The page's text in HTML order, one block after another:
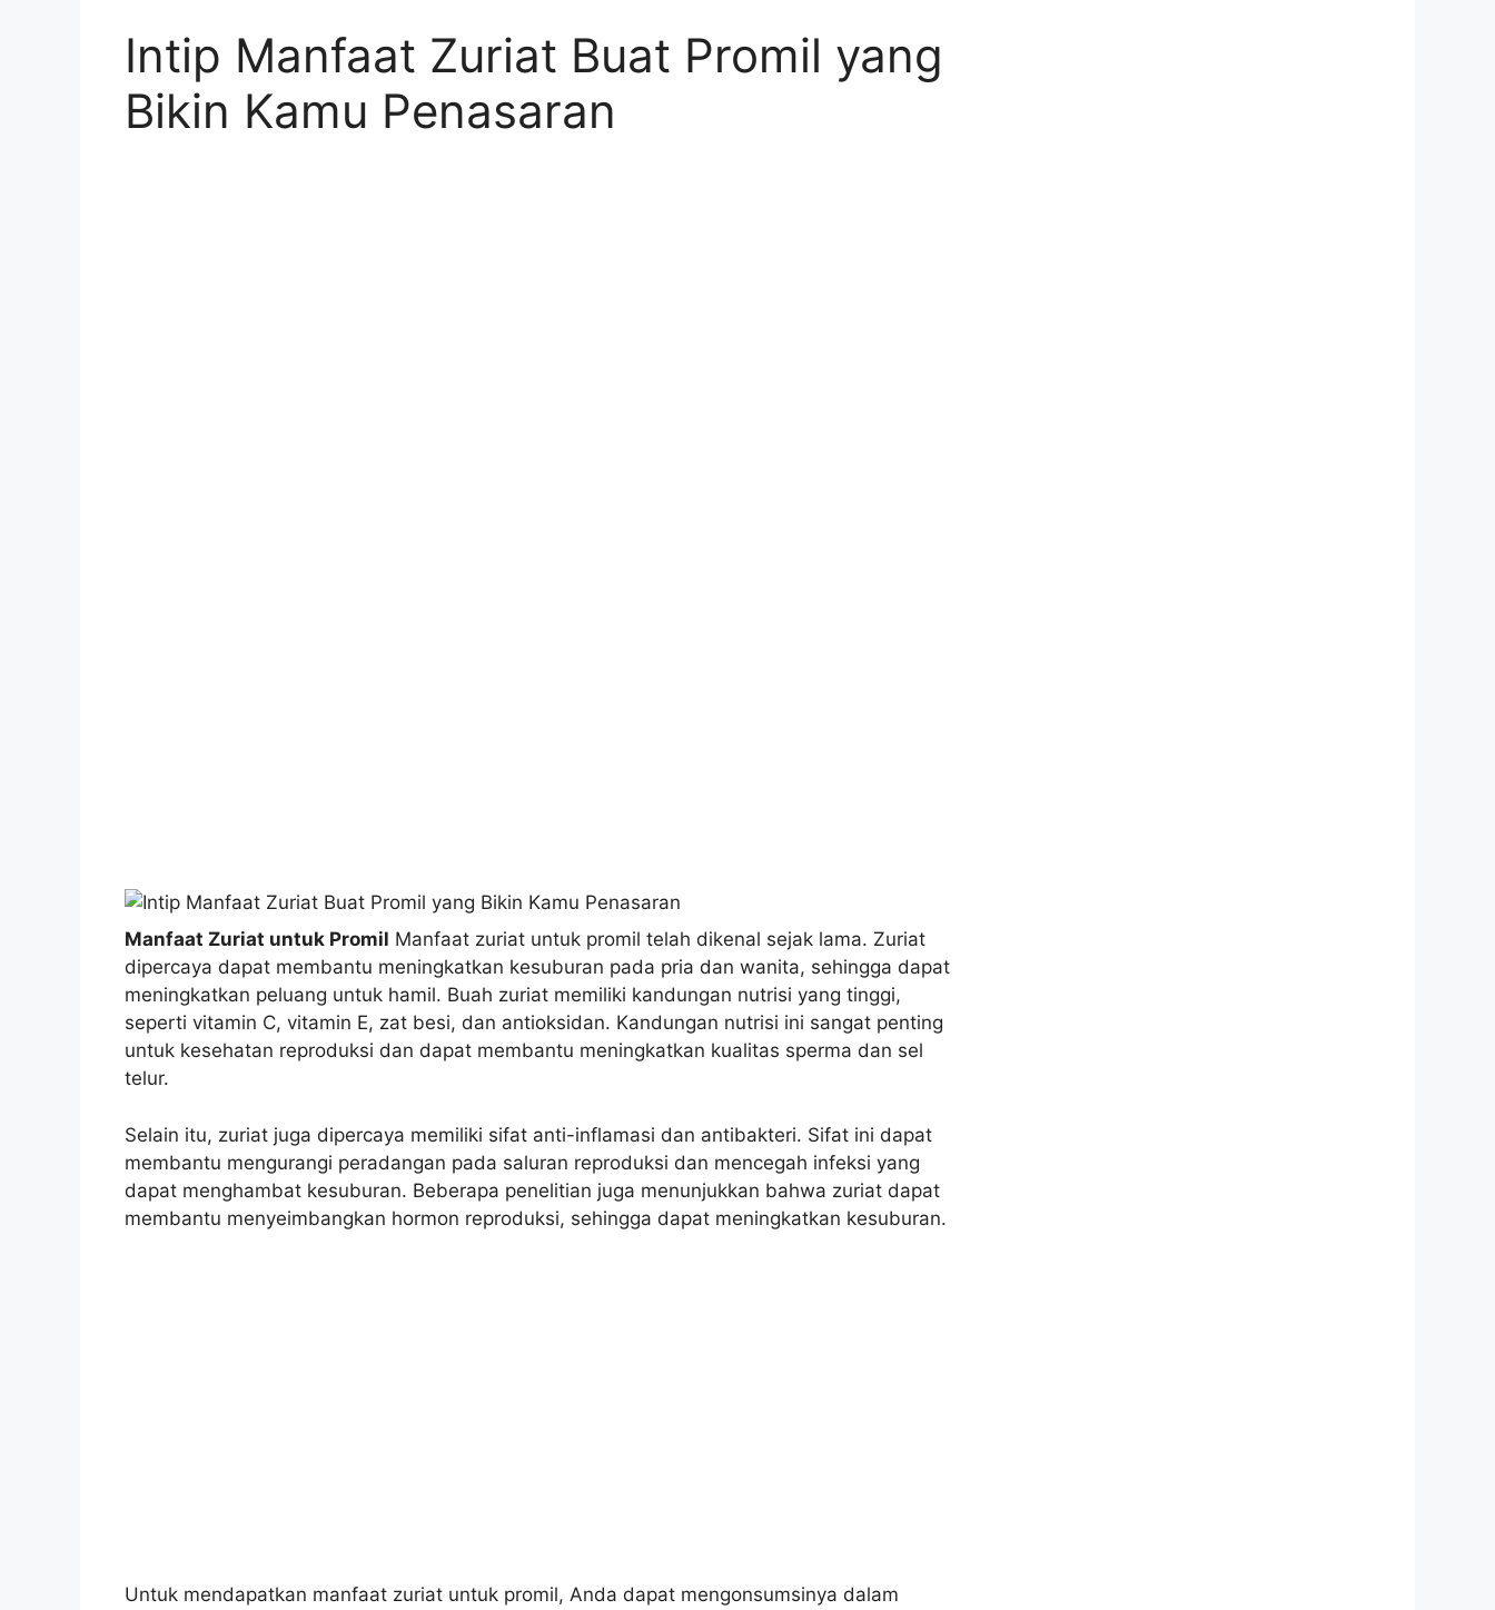
Intip Manfaat Zuriat Buat Promil yang
Bikin Kamu Penasaran
Manfaat Zuriat untuk Promil Manfaat zuriat untuk promil telah dikenal sejak lama. Zuriat
dipercaya dapat membantu meningkatkan kesuburan pada pria dan wanita, sehingga dapat
meningkatkan peluang untuk hamil. Buah zuriat memiliki kandungan nutrisi yang tinggi,
seperti vitamin C, vitamin E, zat besi, dan antioksidan. Kandungan nutrisi ini sangat penting
untuk kesehatan reproduksi dan dapat membantu meningkatkan kualitas sperma dan sel
telur.
Selain itu, zuriat juga dipercaya memiliki sifat anti-inflamasi dan antibakteri. Sifat ini dapat
membantu mengurangi peradangan pada saluran reproduksi dan mencegah infeksi yang
dapat menghambat kesuburan. Beberapa penelitian juga menunjukkan bahwa zuriat dapat
membantu menyeimbangkan hormon reproduksi, sehingga dapat meningkatkan kesuburan.
Untuk mendapatkan manfaat zuriat untuk promil, Anda dapat mengonsumsinya dalam